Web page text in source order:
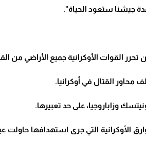
جيشنا ستعود الحياة”.
تحرر القوات الأوكرانية جميع الأراضي من
محاور القتال في أوكرانيا.
التي جرى استهدافها حاولت